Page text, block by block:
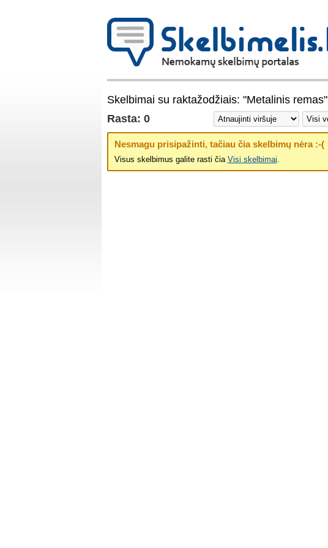
Skelbimai su raktažodžiais: "Metalinis remas"
Rasta: 0
Nesmagu prisipažinti, tačiau čia skelbimų nėra :-(
Visus skelbimus galite rasti čia Visi skelbimai.